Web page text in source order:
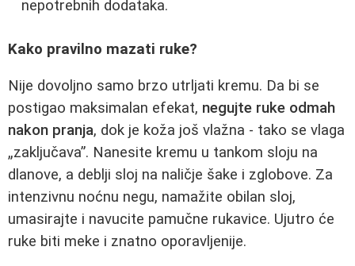
nepotrebnih dodataka.
Kako pravilno mazati ruke?
Nije dovoljno samo brzo utrljati kremu. Da bi se
postigao maksimalan efekat, negujte ruke odmah
nakon pranja, dok je koža još vlažna - tako se vlaga
„zaključava”. Nanesite kremu u tankom sloju na
dlanove, a deblji sloj na naličje šake i zglobove. Za
intenzivnu noćnu negu, namažite obilan sloj,
umasirajte i navucite pamučne rukavice. Ujutro će
ruke biti meke i znatno oporavljenije.